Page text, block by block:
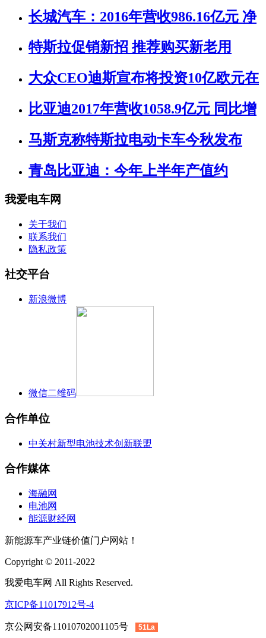
长城汽车：2016年营收986.16亿元 净
特斯拉促销新招 推荐购买新老用
大众CEO迪斯宣布将投资10亿欧元在
比亚迪2017年营收1058.9亿元 同比增
马斯克称特斯拉电动卡车今秋发布
青岛比亚迪：今年上半年产值约
我爱电车网
关于我们
联系我们
隐私政策
社交平台
新浪微博
微信二维码
合作单位
中关村新型电池技术创新联盟
合作媒体
海融网
电池网
能源财经网
新能源车产业链价值门户网站！
Copyright © 2011-2022
我爱电车网 All Rights Reserved.
京ICP备11017912号-4
京公网安备11010702001105号 51La